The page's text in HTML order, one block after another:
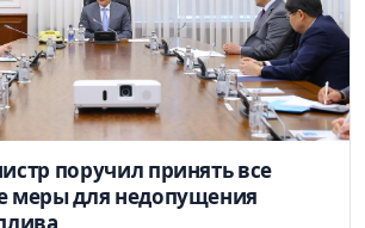
поручил принять все
меры для недопущения